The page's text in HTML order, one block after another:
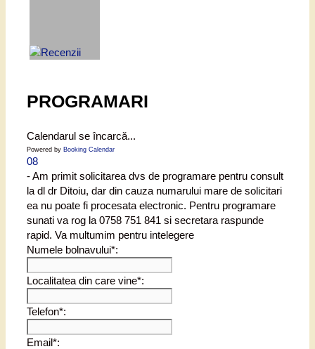
PROGRAMARI
Calendarul se încarcă...
Powered by Booking Calendar
08
- Am primit solicitarea dvs de programare pentru consult
la dl dr Ditoiu, dar din cauza numarului mare de solicitari
ea nu poate fi procesata electronic. Pentru programare
sunati va rog la 0758 751 841 si secretara raspunde
rapid. Va multumim pentru intelegere
Numele bolnavului*:
Localitatea din care vine*:
Telefon*:
Email*: